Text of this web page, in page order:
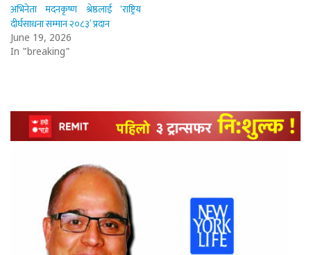
अभिनेता मदनकृष्ण श्रेष्ठलाई ‘राष्ट्रिय
दीर्घसाधना सम्मान २०८३’ प्रदान
June 19, 2026
In "breaking"